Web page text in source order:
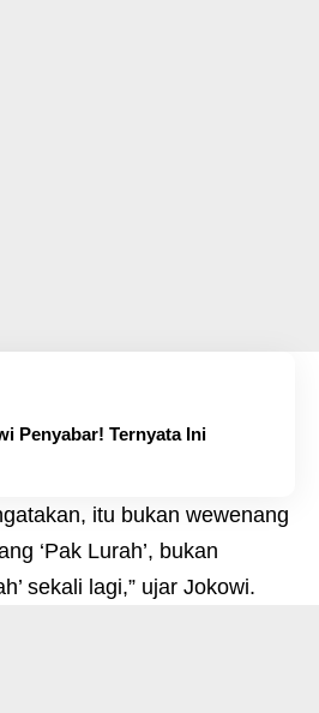
Penyabar! Ternyata Ini
itu bukan wewenang
‘Pak Lurah’, bukan
sekali lagi,” ujar Jokowi.